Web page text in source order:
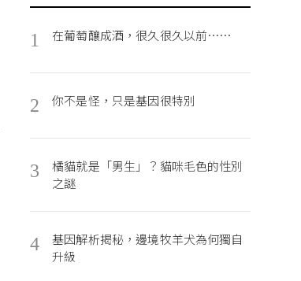
1 在葡萄釀成酒，很久很久以前⋯⋯
2 你不是怪，只是基因很特別
3
橘貓就是「男生」？貓咪毛色的性別
之謎
4
基因解析揭秘，邊境牧羊犬為何獨自
升級